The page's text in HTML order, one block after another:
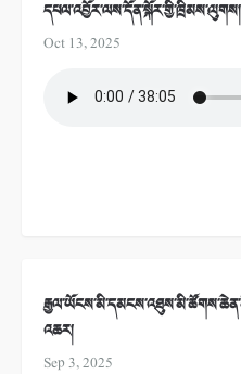
དཔལ་འབྱོར་ལས་དོན་སྐོར་གྱི་ཁྲིམས་ལུགས།
Oct 13, 2025
འཆར།
Sep 3, 2025